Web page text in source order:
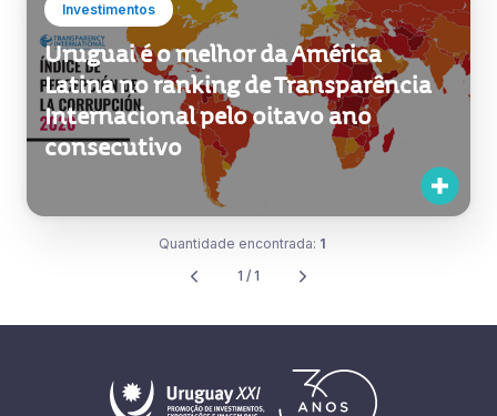
Investimentos
Uruguai é o melhor da América
Latina no ranking de Transparência
Internacional pelo oitavo ano
consecutivo
Quantidade encontrada: 1
1 / 1